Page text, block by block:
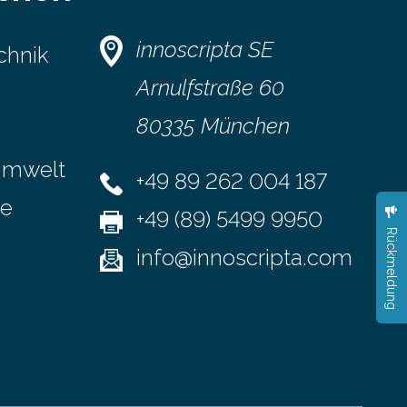
in ihrem Online-Banking eine
Multibanking-Funktion an, mit der sich
Konten bei anderen Banken…
innoscripta SE
Arnulfstraße 60
80335 München
+49 89 262 004 187
+49 (89) 5499 9950
info@innoscripta.com
Rückmeldung